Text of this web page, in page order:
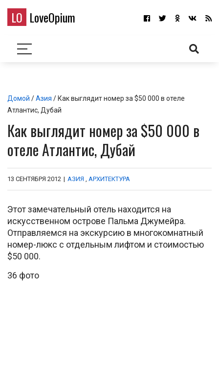
LO LoveOpium
Домой /Азия / Как выглядит номер за $50 000 в отеле
Атлантис, Дубай
Как выглядит номер за $50 000 в
отеле Атлантис, Дубай
13 СЕНТЯБРЯ 2012 | АЗИЯ , АРХИТЕКТУРА
Этот замечательный отель находится на
искусственном острове Пальма Джумейра.
Отправляемся на экскурсию в многокомнатный
номер-люкс с отдельным лифтом и стоимостью
$50 000.
36 фото